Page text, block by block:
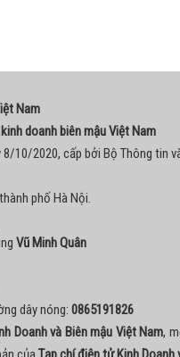
Nam
doanh biên mậu Việt Nam
8/10/2020, cấp bởi Bộ Thông tin
phố Hà Nội.
Vũ Minh Quân
dây nóng: 0865191826
Doanh và Biên mậu Việt Nam,